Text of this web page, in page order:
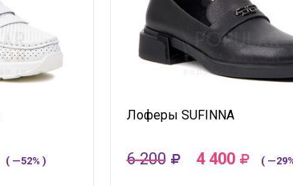
( —52% )
Лоферы SUFINNA
6 200 4 400 (